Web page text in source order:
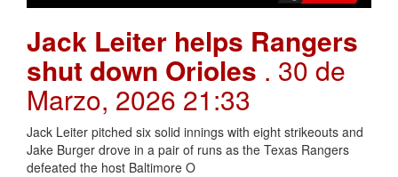
Jack Leiter helps Rangers
shut down Orioles . 30 de
Marzo, 2026 21:33
Jack Leiter pitched six solid innings with eight strikeouts and
Jake Burger drove in a pair of runs as the Texas Rangers
defeated the host Baltimore O